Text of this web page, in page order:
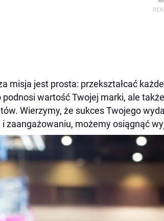
misja jest prosta: przekształcać
podnosi wartość Twojej marki, ale
Wierzymy, że sukces Twojego
i zaangażowaniu, możemy osiągnąć